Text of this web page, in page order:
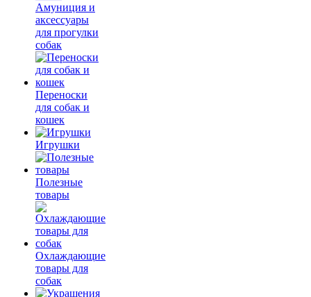
Амуниция и
аксессуары
для прогулки
собак
Переноски
для собак и
кошек
Игрушки
Полезные
товары
Охлаждающие
товары для
собак